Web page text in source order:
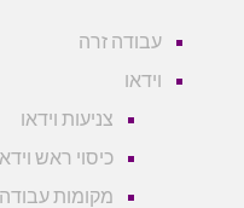
עבודה זרה
צניעות וידאו
כיסוי ראש וידאו
מקומות עבודה וידאו